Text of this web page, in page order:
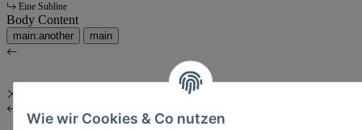
Wie wir Cookies & Co nutzen
Eine Subline
Body Content
main:another main